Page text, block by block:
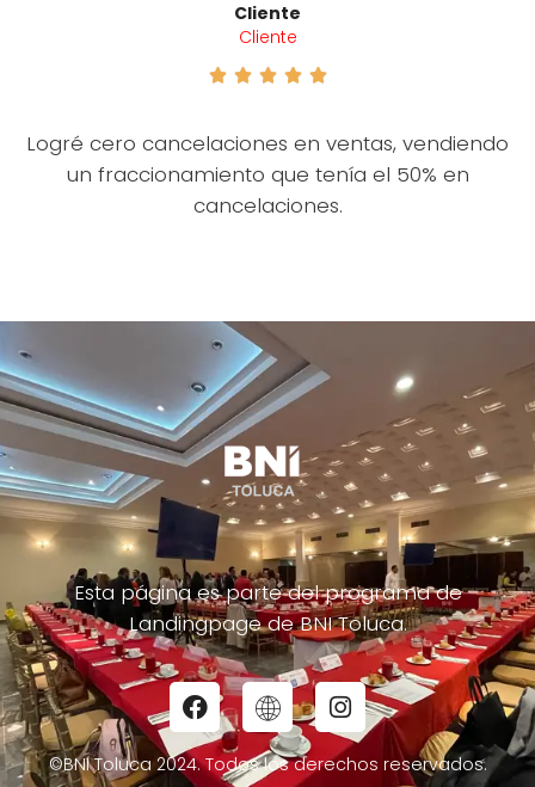
Cliente
Cliente
    
Logré cero cancelaciones en ventas, vendiendo
un fraccionamiento que tenía el 50% en
cancelaciones.
Esta página es parte del programa de
Landingpage de BNI Toluca.
©BNI Toluca 2024. Todos los derechos reservados.